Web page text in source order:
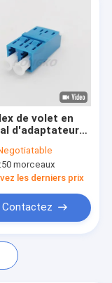
de volet en
d'adaptateur
Buckle
Fiber LC/UPC
50 morceaux
les derniers prix
Contactez